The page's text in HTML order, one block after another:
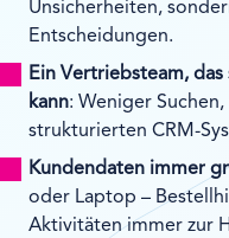
Unsicherheiten,
Entscheidungen.
Ein Vertriebsteam,
kann: Weniger
strukturierten CRM-
Kundendaten immer
oder Laptop –
Aktivitäten immer zur